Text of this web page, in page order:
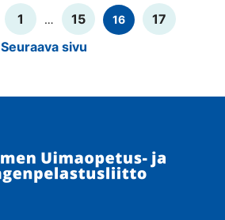
1 … 15 16
17
Seuraava sivu